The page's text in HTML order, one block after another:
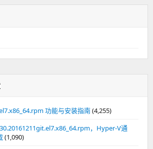
功能与安装指南(4,255)
，Hyper-V通
(1,090)